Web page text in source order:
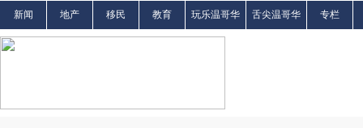
新闻 地产 移民 教育 玩乐温哥华 舌尖温哥华 专栏